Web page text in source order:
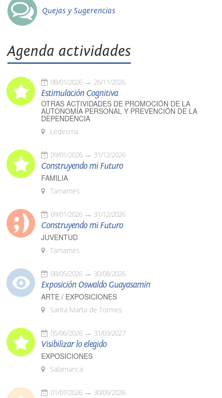
Quejas y Sugerencias
Agenda actividades
08/01/2026 26/11/2026
Estimulación Cognitiva
OTRAS ACTIVIDADES DE PROMOCIÓN DE LA
AUTONOMÍA PERSONAL Y PREVENCIÓN DE LA
DEPENDENCIA
Ledesma
09/01/2026 31/12/2026
Construyendo mi Futuro
FAMILIA
Tamames
09/01/2026 31/12/2026
Construyendo mi Futuro
JUVENTUD
Tamames
08/05/2026 30/08/2026
Exposición Oswaldo Guayasamín
ARTE / EXPOSICIONES
Santa Marta de Tormes
05/06/2026 31/03/2027
Visibilizar lo elegido
EXPOSICIONES
Salamanca
01/07/2026 30/09/2026